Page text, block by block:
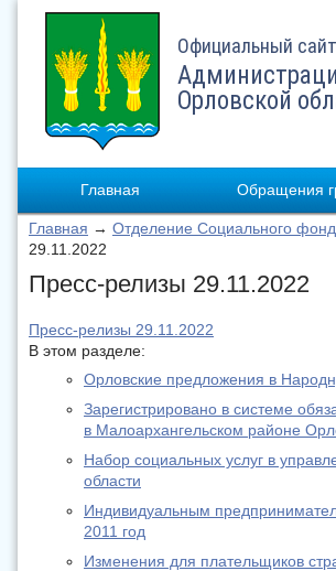
Официальный сайт
Орловской
Главная Обращения
Главная → Отделение Социального
29.11.2022
Пресс-релизы 29.11.2022
Пресс-релизы 29.11.2022
В этом разделе:
Орловские предложения в
Зарегистрировано в системе
в Малоархангельском районе
Набор социальных услуг в
области
Индивидуальным
2011 год
Изменения для плательщиков